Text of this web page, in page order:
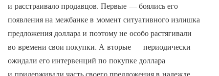
и расстраивало продавцов. Первые — боялись его
появления на межбанке в момент ситуативного излишка
предложения доллара и поэтому не особо растягивали
во времени свои покупки. А вторые — периодически
ожидали его интервенций по покупке доллара
и придерживали часть своего предложения в надежде